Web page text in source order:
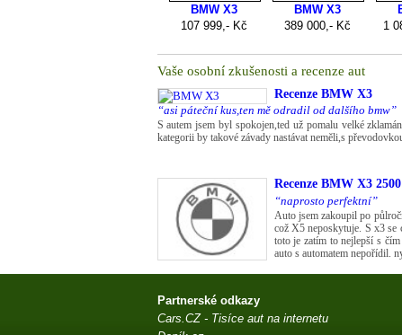
Vaše osobní zkušenosti a recenze aut
RecenzeBMW X3
“asi páteční kus,ten mě odradil od dalšího bmw”
S autem jsem byl spokojen,ted už pomalu velké
kategorii by takové závady nastávat neměli,s
RecenzeBMW X3 2500
“naprosto perfektní”
Auto jsem zakoupil po
což X5 neposkytuje. S x3 se
toto je zatím to nejlepší s
auto s automatem nepořídil.
Partnerské odkazy
Cars.CZ - Tisíce aut na internetu